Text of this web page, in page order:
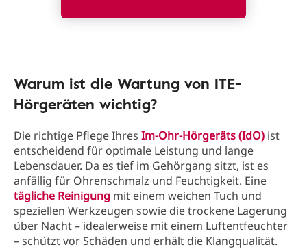
Warum ist die Wartung von ITE-
Hörgeräten wichtig?
Die richtige Pflege Ihres Im-Ohr-Hörgeräts (IdO) ist
entscheidend für optimale Leistung und lange
Lebensdauer. Da es tief im Gehörgang sitzt, ist es
anfällig für Ohrenschmalz und Feuchtigkeit. Eine
tägliche Reinigung mit einem weichen Tuch und
speziellen Werkzeugen sowie die trockene Lagerung
über Nacht – idealerweise mit einem Luftentfeuchter
– schützt vor Schäden und erhält die Klangqualität.